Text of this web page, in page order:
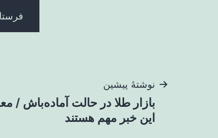
راهبری
نوشته
نوشتهٔ پیشین
بازار طلا در حالت آماده‌باش /
این خبر مهم هستند